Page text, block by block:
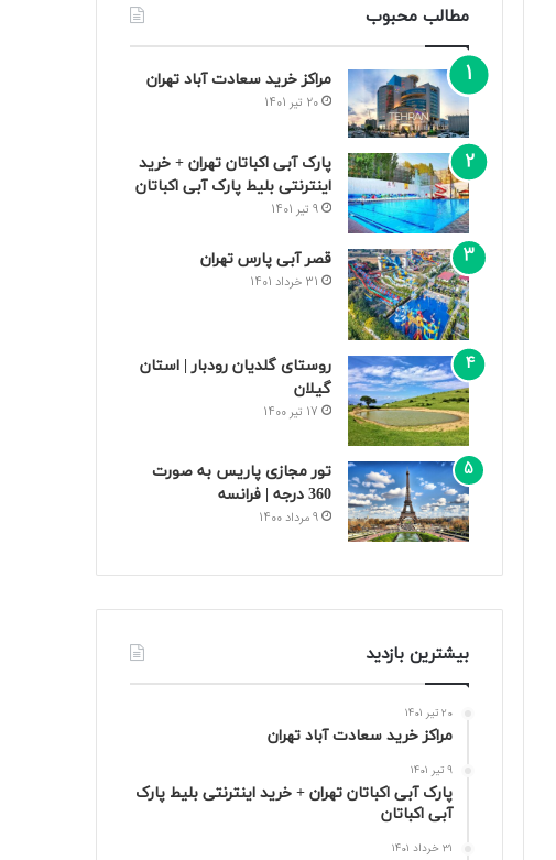
مطالب محبوب
مراکز خرید سعادت‌ آباد تهران
20 تیر 1401
پارک آبی اکباتان تهران + خرید
اینترنتی بلیط پارک آبی اکباتان
9 تیر 1401
قصر آبی پارس تهران
31 خرداد 1401
روستای گلدیان رودبار | استان
گیلان
17 تیر 1400
تور مجازی پاریس به صورت
360 درجه | فرانسه
9 مرداد 1400
بیشترین بازدید
20 تیر 1401
مراکز خرید سعادت‌ آباد تهران
9 تیر 1401
پارک آبی اکباتان تهران + خرید اینترنتی بلیط پارک
آبی اکباتان
31 خرداد 1401